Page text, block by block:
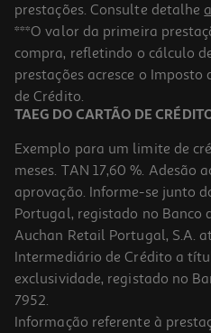
prestações. Consulte detalhe
***O valor da primeira
compra, refletindo o cálculo
prestações acresce o
de Crédito.
TAEG DO CARTÃO DE
Exemplo para um limite de
meses. TAN 17,60 %. Adesão
aprovação. Informe-se junto
Portugal, registado no Banco
Auchan Retail Portugal, S.A.
Intermediário de Crédito a
exclusividade, registado no
7952.
Informação referente à